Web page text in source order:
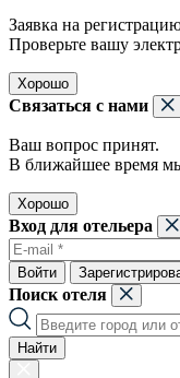
Заявка на
Проверьте вашу
Хорошо
Связаться с нами
Ваш вопрос принят.
В ближайшее время
Хорошо
Вход для отельера
Войти
Поиск отеля
Найти